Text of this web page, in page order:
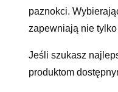
paznokci.
zapewniają nie
Jeśli szukasz
produktom